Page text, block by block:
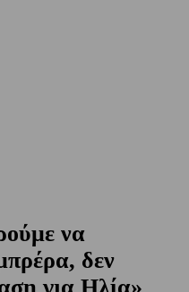
να
δεν